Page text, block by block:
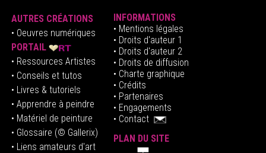
AUTRES CRÉATIONS
• Oeuvres numériques
PORTAIL
• Ressources Artistes
• Conseils et tutos
• Livres & tutoriels
• Apprendre à peindre
• Matériel de peinture
• Glossaire (© Gallerix)
• Liens amateurs d'art
INFORMATIONS
• Mentions légales
• Droits d'auteur1
• Droits d'auteur 2
• Droits de diffusion
• Charte graphique
• Crédits
• Partenaires
• Engagements
• Contact
PLAN DU SITE